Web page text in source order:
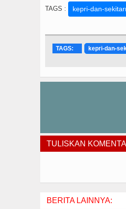
TAGS : kepri-dan-
TAGS: kepri-dan-
TULISKAN
BERITA LAINNYA: